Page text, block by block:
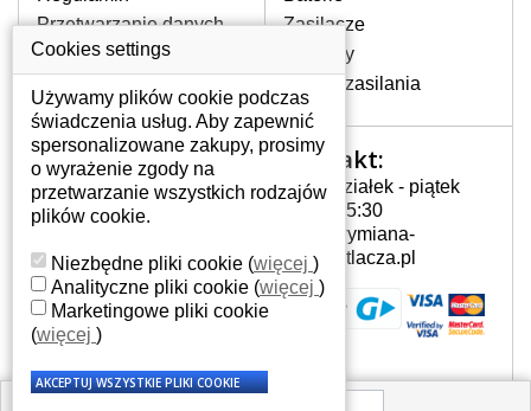
NAJWYŻSZEJ JAKOŚCI!
W naszym magazynie przez
cały okres gwarancji posiadamy
wyłącznie wysokiej jakości
oryginalne matryce klasy A+ bez
wadliwych pikseli.
JAK WYBRAĆ ODPOWIEDNI EKRAN
DO LAPTOPA HP G62-A40SA?
Odpowiedni ekran można dobrać do
konkretnego modelu laptopa, którego
oznaczenie można znaleźć na naklejce
na spodzie laptopa lub pod baterią, bywa
również umieszczone na ramkach lub
pęknięty ekran został zdemontowany, w
Przetwarzanie danych
osobowych
Gdzie nas znajdziesz
Zasilacze
Zawiasy
Złącza zasilania
Twoje konto
Twoje konto
Dane osobowe
Adresy
Historia zamówień
Kontakt:
Poniedziałek - piątek
7:00 - 15:30
info@wymiana-
wyswietlacza.pl
Cookies settings
Używamy plików cookie podczas
świadczenia usług. Aby zapewnić
spersonalizowane zakupy, prosimy
o wyrażenie zgody na
przetwarzanie wszystkich rodzajów
plików cookie.
Niezbędne pliki cookie (więcej )
Analityczne pliki cookie (więcej )
Marketingowe pliki cookie
(więcej )